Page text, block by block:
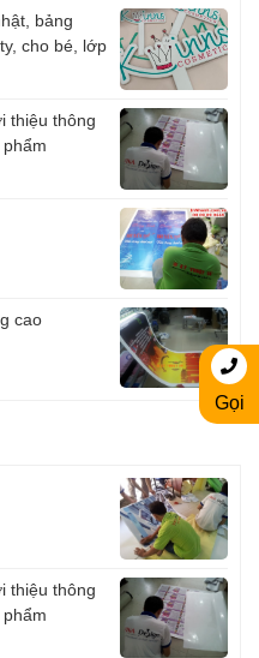
bảng
cho bé, lớp
thiệu thông
cao
thiệu thông
Gọi